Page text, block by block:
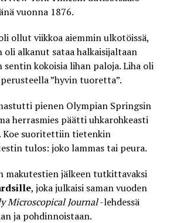
vuonna 1876.
ollut viikkoa aiemmin ulkotöissä,
oli alkanut sataa halkaisijaltaan
sentin kokoisia lihan paloja. Liha oli
”hyvin tuoretta”.
pienen Olympian Springsin
herrasmies päätti uhkarohkeasti
Koe suoritettiin tietenkin
tulos: joko lammas tai peura.
makutestien jälkeen tutkittavaksi
, joka julkaisi saman vuoden
Microscopical Journal-lehdessä
ja pohdinnoistaan.